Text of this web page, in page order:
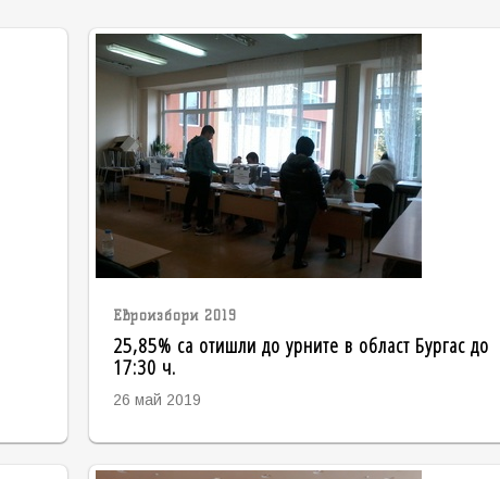
Евроизбори 2019
25,85% са отишли до урните в област Бургас до
17:30 ч.
26 май 2019